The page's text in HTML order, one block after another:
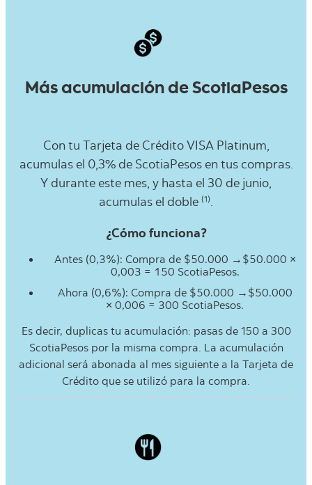
Más acumulación de ScotiaPesos
Con tu Tarjeta de Crédito VISA Platinum,
acumulas el 0,3% de ScotiaPesos en tus compras.
Y durante este mes, y hasta el 30 de junio,
acumulas el doble (1).
¿Cómo funciona?
Antes (0,3%): Compra de $50.000 →$50.000 ×
0,003 = 150 ScotiaPesos.
Ahora (0,6%): Compra de $50.000 →$50.000
× 0,006 = 300 ScotiaPesos.
Es decir, duplicas tu acumulación: pasas de 150 a 300
ScotiaPesos por la misma compra. La acumulación
adicional será abonada al mes siguiente a la Tarjeta de
Crédito que se utilizó para la compra.